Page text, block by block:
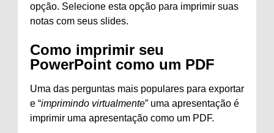
opção. Selecione esta opção para imprimir suas
notas com seus slides.
Como imprimir seu
PowerPoint como um PDF
Uma das perguntas mais populares para exportar
e “imprimindo virtualmente” uma apresentação é
imprimir uma apresentação como um PDF.